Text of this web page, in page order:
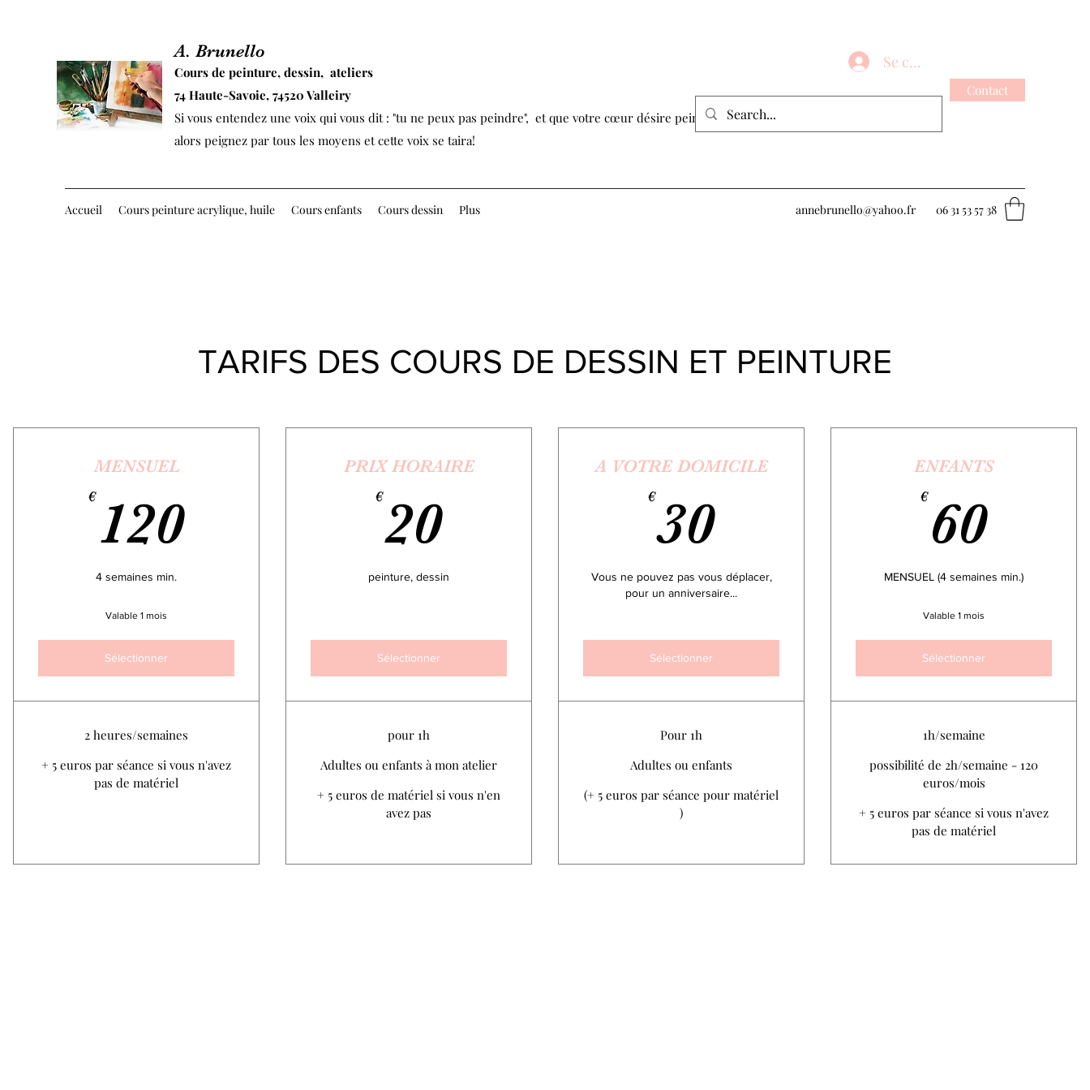
A. Brunello
Cours de peinture, dessin, ateliers
74 Haute-Savoie, 74520 Valleiry
Si vous entendez une voix qui vous dit : "tu ne peux pas peindre", et que votre cœur désire peindre,
alors peignez par tous les moyens et cette voix se taira!
Contact
Se connecter
Accueil Cours peinture acrylique, huile Cours enfants Cours dessin Plus annebrunello@yahoo.fr 06 31 53 57 38
TARIFS DES COURS DE DESSIN ET PEINTURE
MENSUEL
€ 120120€
4 semaines min.
Valable 1 mois
Sélectionner
2 heures/semaines
+ 5 euros par séance si vous n'avez
pas de matériel
PRIX HORAIRE
€2020€
peinture, dessin
Sélectionner
pour 1h
Adultes ou enfants à mon atelier
+ 5 euros de matériel si vous n'en
avez pas
A VOTRE DOMICILE
€3030€
Vous ne pouvez pas vous déplacer,
pour un anniversaire...
Sélectionner
Pour 1h
Adultes ou enfants
(+ 5 euros par séance pour matériel
)
ENFANTS
€ 6060€
MENSUEL (4 semaines min.)
Valable 1 mois
Sélectionner
1h/semaine
possibilité de 2h/semaine - 120
euros/mois
+ 5 euros par séance si vous n'avez
pas de matériel